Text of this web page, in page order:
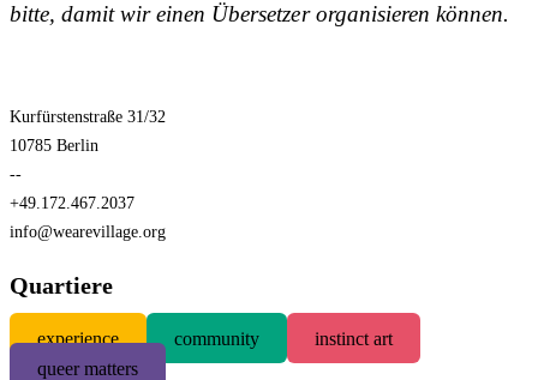
bitte, damit wir einen Übersetzer organisieren können.
Kurfürstenstraße 31/32
10785 Berlin
--
+49.172.467.2037
info@wearevillage.org
Quartiere
experience community
instinct art
queer matters